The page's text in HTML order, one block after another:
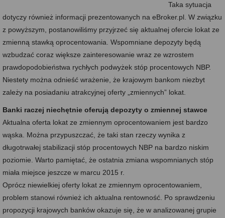
Taka sytuacja
dotyczy również informacji prezentowanych na eBroker.pl. W związku
z powyższym, postanowiliśmy przyjrzeć się aktualnej ofercie lokat ze
zmienną stawką oprocentowania. Wspomniane depozyty będą
wzbudzać coraz większe zainteresowanie wraz ze wzrostem
prawdopodobieństwa rychłych podwyżek stóp procentowych NBP.
Niestety można odnieść wrażenie, że krajowym bankom niezbyt
zależy na posiadaniu atrakcyjnej oferty „zmiennych” lokat.
Banki raczej niechętnie oferują depozyty o zmiennej stawce
Aktualna oferta lokat ze zmiennym oprocentowaniem jest bardzo
wąska. Można przypuszczać, że taki stan rzeczy wynika z
długotrwałej stabilizacji stóp procentowych NBP na bardzo niskim
poziomie. Warto pamiętać, że ostatnia zmiana wspomnianych stóp
miała miejsce jeszcze w marcu 2015 r.
Oprócz niewielkiej oferty lokat ze zmiennym oprocentowaniem,
problem stanowi również ich aktualna rentowność. Po sprawdzeniu
propozycji krajowych banków okazuje się, że w analizowanej grupie